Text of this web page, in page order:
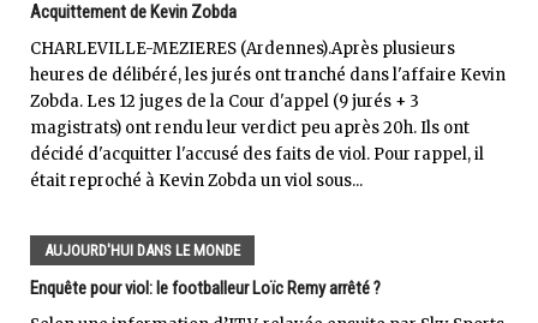
Acquittement de Kevin Zobda
CHARLEVILLE-MEZIERES (Ardennes).Après plusieurs
heures de délibéré, les jurés ont tranché dans l'affaire Kevin
Zobda. Les 12 juges de la Cour d'appel (9 jurés + 3
magistrats) ont rendu leur verdict peu après 20h. Ils ont
décidé d'acquitter l'accusé des faits de viol. Pour rappel, il
était reproché à Kevin Zobda un viol sous...
AUJOURD'HUI DANS LE MONDE
Enquête pour viol: le footballeur Loïc Remy arrêté ?